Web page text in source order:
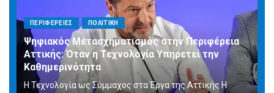
ΠΕΡΙΦΕΡΕΙΕΣ ΠΟΛΙΤΙΚΗ
Ψηφιακός Μετασχηματισμός στην Περιφέρεια
Αττικής: Όταν η Τεχνολογία Υπηρετεί την
Καθημερινότητα
Η Τεχνολογία ως Σύμμαχος στα Έργα της Αττικής Η